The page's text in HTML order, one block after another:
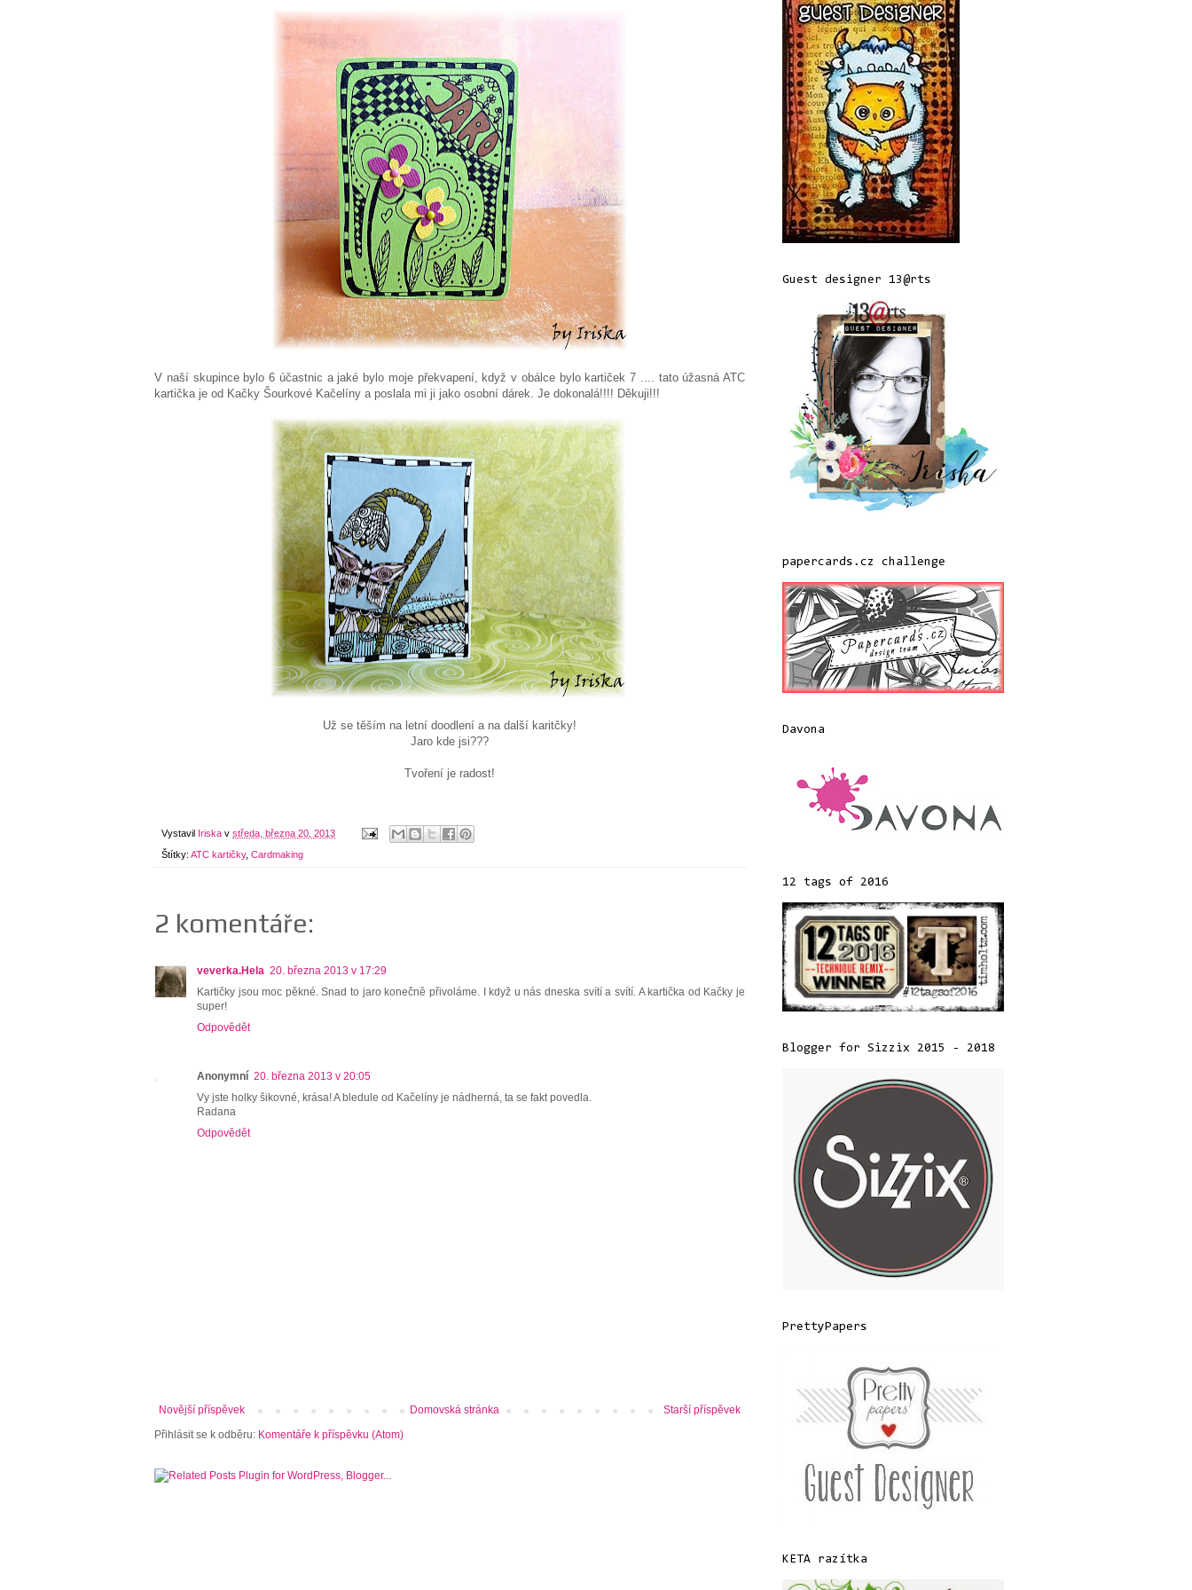
V naší skupince bylo 6 účastnic a jaké bylo moje překvapení, když v obálce bylo kartiček 7 .... tato úžasná ATC
kartička je od Kačky Šourkové Kačelíny a poslala mi ji jako osobní dárek. Je dokonalá!!!! Děkuji!!!
Už se těším na letní doodlení a na další karitčky!
Jaro kde jsi???
Tvoření je radost!
Vystavil Iriska v středa, března 20, 2013
Štítky: ATC kartičky, Cardmaking
2 komentáře:
veverka.Hela 20. března 2013 v 17:29
Kartičky jsou moc pěkné. Snad to jaro konečně přivoláme. I když u nás dneska svítí a svítí. A kartička od Kačky je
super!
Odpovědět
Anonymní 20. března 2013 v 20:05
Vy jste holky šikovné, krása! A bledule od Kačelíny je nádherná, ta se fakt povedla.
Radana
Odpovědět
Novější příspěvek Starší příspěvek
Domovská stránka
Přihlásit se k odběru: Komentáře k příspěvku (Atom)
Guest designer 13@rts
papercards.cz challenge
Davona
12 tags of 2016
Blogger for Sizzix 2015 - 2018
PrettyPapers
KETA razítka